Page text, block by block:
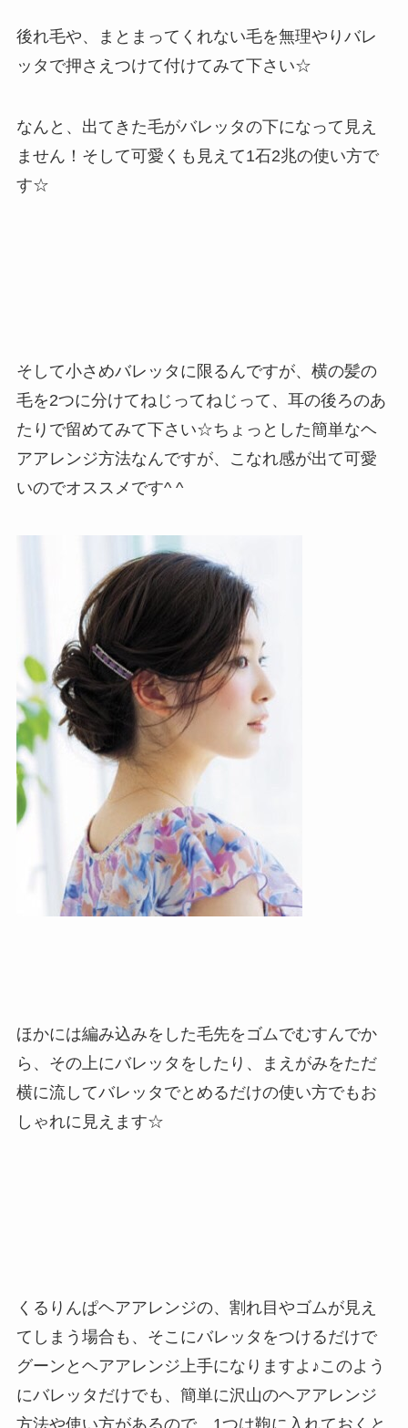
後れ毛や、まとまってくれない毛を無理やりバレ
ッタで押さえつけて付けてみて下さい☆
なんと、出てきた毛がバレッタの下になって見え
ません！そして可愛くも見えて1石2兆の使い方で
す☆
そして小さめバレッタに限るんですが、横の髪の
毛を2つに分けてねじってねじって、耳の後ろのあ
たりで留めてみて下さい☆ちょっとした簡単なヘ
アアレンジ方法なんですが、こなれ感が出て可愛
いのでオススメです^ ^
ほかには編み込みをした毛先をゴムでむすんでか
ら、その上にバレッタをしたり、まえがみをただ
横に流してバレッタでとめるだけの使い方でもお
しゃれに見えます☆
くるりんぱヘアアレンジの、割れ目やゴムが見え
てしまう場合も、そこにバレッタをつけるだけで
グーンとヘアアレンジ上手になりますよ♪このよう
にバレッタだけでも、簡単に沢山のヘアアレンジ
方法や使い方があるので、1つは鞄に入れておくと